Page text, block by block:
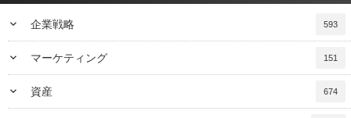
keyboard_arrow_down 企業戦略 593
keyboard_arrow_down マーケティング 151
keyboard_arrow_down 資産 674